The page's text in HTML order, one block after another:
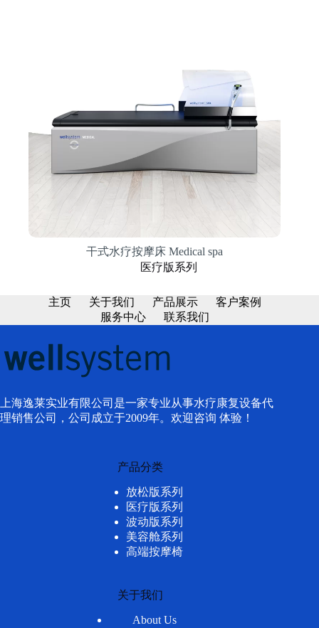
干式水疗按摩床 Medical spa
医疗版系列
主页 关于我们 产品展示
客户案例
服务中心
联系我们
上海逸莱实业有限公司是一家专业从事水疗康复设备代
理销售公司，公司成立于2009年。欢迎咨询 体验！
产品分类
放松版系列
医疗版系列
波动版系列
美容舱系列
高端按摩椅
关于我们
About Us